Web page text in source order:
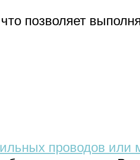
позволяет
проводов или